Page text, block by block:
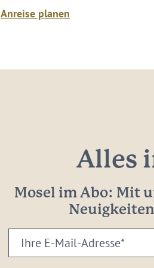
Anreise planen
Alles
Mosel im Abo: Mit
Ihre
E-